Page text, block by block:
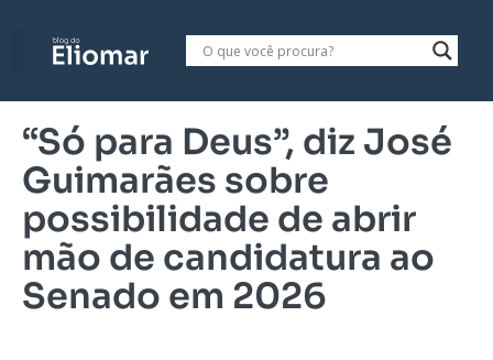
“Só para Deus”, diz José
Guimarães sobre
possibilidade de abrir
mão de candidatura ao
Senado em 2026